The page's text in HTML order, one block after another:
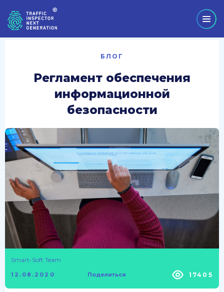
БЛОГ
Регламент обеспечения
информационной
безопасности
Smart-Soft Team
12.08.2020 Поделиться 17405